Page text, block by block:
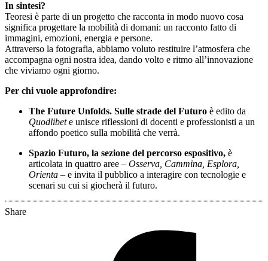
In sintesi?
Teoresi è parte di un progetto che racconta in modo nuovo cosa
significa progettare la mobilità di domani: un racconto fatto di
immagini, emozioni, energia e persone.
Attraverso la fotografia, abbiamo voluto restituire l’atmosfera che
accompagna ogni nostra idea, dando volto e ritmo all’innovazione
che viviamo ogni giorno.
Per chi vuole approfondire:
The Future Unfolds. Sulle strade del Futuro è edito da
Quodlibete unisce riflessioni di docenti e professionisti a un
affondo poetico sulla mobilità che verrà.
Spazio Futuro, la sezione del percorso espositivo, è
articolata in quattro aree – Osserva, Cammina, Esplora,
Orienta – e invita il pubblico a interagire con tecnologie e
scenari su cui si giocherà il futuro.
Share